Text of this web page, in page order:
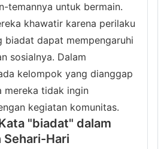
temannya untuk bermain.
khawatir karena perilaku
biadat dapat mempengaruhi
sosialnya. Dalam
kelompok yang dianggap
mereka tidak ingin
kegiatan komunitas.
"biadat" dalam
Sehari-Hari